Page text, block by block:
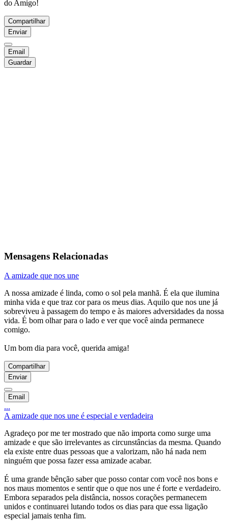
do Amigo!
Compartilhar
Enviar
Email
Guardar
Mensagens Relacionadas
A amizade que nos une
A nossa amizade é linda, como o sol pela manhã. É ela que ilumina
minha vida e que traz cor para os meus dias. Aquilo que nos une já
sobreviveu à passagem do tempo e às maiores adversidades da nossa
vida. É bom olhar para o lado e ver que você ainda permanece
comigo.
Um bom dia para você, querida amiga!
Compartilhar
Enviar
Email
...
A amizade que nos une é especial e verdadeira
Agradeço por me ter mostrado que não importa como surge uma
amizade e que são irrelevantes as circunstâncias da mesma. Quando
ela existe entre duas pessoas que a valorizam, não há nada nem
ninguém que possa fazer essa amizade acabar.
É uma grande bênção saber que posso contar com você nos bons e
nos maus momentos e sentir que o que nos une é forte e verdadeiro.
Embora separados pela distância, nossos corações permanecem
unidos e continuarei lutando todos os dias para que essa ligação
especial jamais tenha fim.